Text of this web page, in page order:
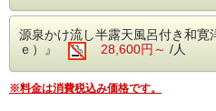
11．滞在中、昼
※フロントまで
12．お子様用の
部屋）
（春のお献立
食前酒 梅の香り
前 菜 季節の酒
水菓子 さくらんぼプ
※仕入の状況や季節に
います。
※小学生のお子様の
ます。
源泉かけ流し半露天風呂付き和寛
ｅ）』
28,600円～ /人
※料金は消費税込み価格です。